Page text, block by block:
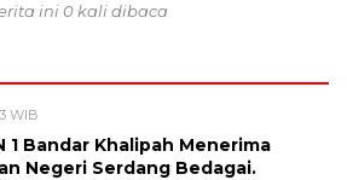
ini 0 kali dibaca
WIB
1 Bandar Khalipah Menerima
Negeri Serdang Bedagai.